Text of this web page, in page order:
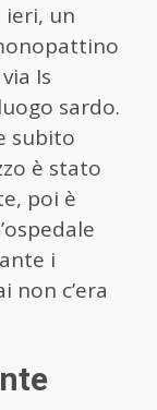
ieri, un
Is
sardo.
subito
è stato
poi è
i
c’era